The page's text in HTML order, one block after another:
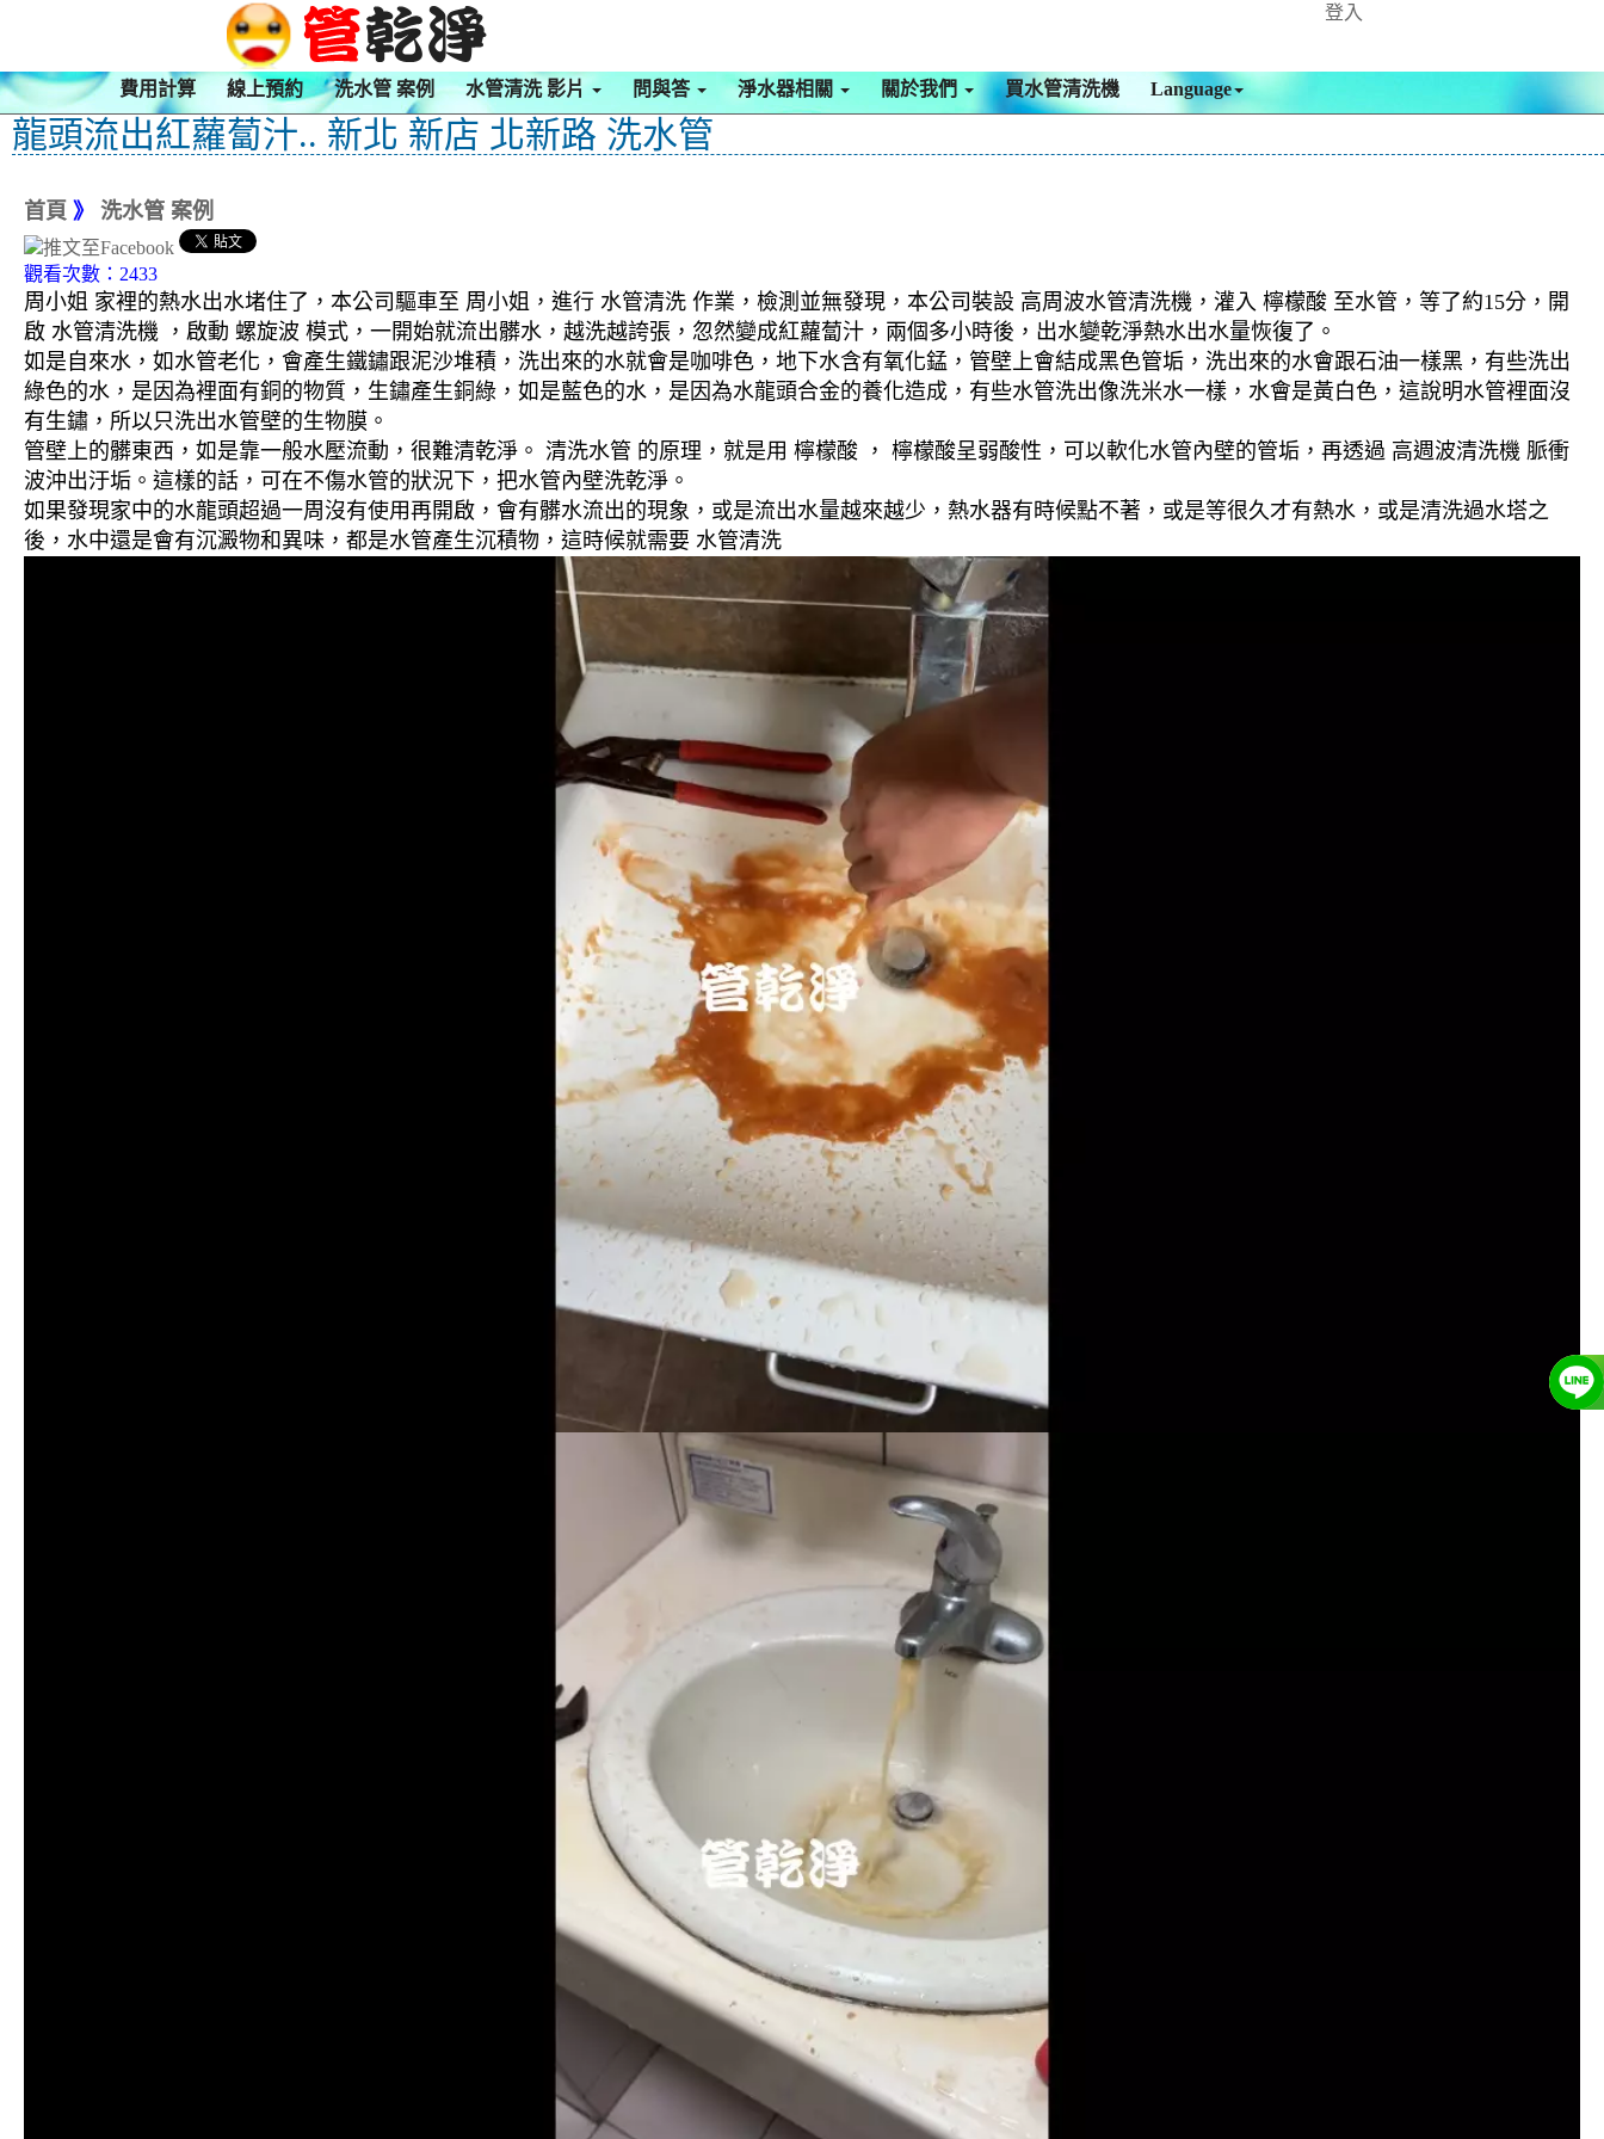
登入
費用計算 線上預約 洗水管 案例 水管清洗 影片 問與答 淨水器相關 關於我們 買水管清洗機 Language
龍頭流出紅蘿蔔汁.. 新北 新店 北新路 洗水管
首頁 》 洗水管 案例
觀看次數：2433
周小姐 家裡的熱水出水堵住了，本公司驅車至 周小姐，進行 水管清洗 作業，檢測並無發現，本公司裝設 高周波水管清洗機，灌入 檸檬酸 至水管，等了約15分，開
啟 水管清洗機 ，啟動 螺旋波 模式，一開始就流出髒水，越洗越誇張，忽然變成紅蘿蔔汁，兩個多小時後，出水變乾淨熱水出水量恢復了。
如是自來水，如水管老化，會產生鐵鏽跟泥沙堆積，洗出來的水就會是咖啡色，地下水含有氧化錳，管壁上會結成黑色管垢，洗出來的水會跟石油一樣黑，有些洗出
綠色的水，是因為裡面有銅的物質，生鏽產生銅綠，如是藍色的水，是因為水龍頭合金的養化造成，有些水管洗出像洗米水一樣，水會是黃白色，這說明水管裡面沒
有生鏽，所以只洗出水管壁的生物膜。
管壁上的髒東西，如是靠一般水壓流動，很難清乾淨。 清洗水管 的原理，就是用 檸檬酸 ， 檸檬酸呈弱酸性，可以軟化水管內壁的管垢，再透過 高週波清洗機 脈衝
波沖出汙垢。這樣的話，可在不傷水管的狀況下，把水管內壁洗乾淨。
如果發現家中的水龍頭超過一周沒有使用再開啟，會有髒水流出的現象，或是流出水量越來越少，熱水器有時候點不著，或是等很久才有熱水，或是清洗過水塔之
後，水中還是會有沉澱物和異味，都是水管產生沉積物，這時候就需要 水管清洗